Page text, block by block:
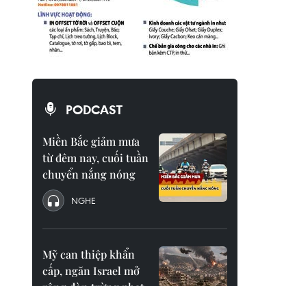
PODCAST
Miền Bắc giảm mưa
từ đêm nay, cuối tuần
chuyển nắng nóng
NGHE
Mỹ can thiệp khẩn
cấp, ngăn Israel mở